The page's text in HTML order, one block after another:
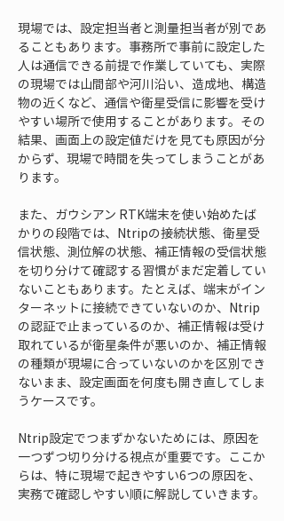
現場では、設定担当者と測量担当者が別であ
ることもあります。事務所で事前に設定した
人は通信できる前提で作業していても、実際
の現場では山間部や河川沿い、造成地、構造
物の近くなど、通信や衛星受信に影響を受け
やすい場所で使用することがあります。その
結果、画面上の設定値だけを見ても原因が分
からず、現場で時間を失ってしまうことがあ
ります。
また、ガウシアン RTK端末を使い始めたば
かりの段階では、Ntripの接続状態、衛星受
信状態、測位解の状態、補正情報の受信状態
を切り分けて確認する習慣がまだ定着してい
ないこともあります。たとえば、端末がイン
ターネットに接続できていないのか、Ntrip
の認証で止まっているのか、補正情報は受け
取れているが衛星条件が悪いのか、補正情報
の種類が現場に合っていないのかを区別でき
ないまま、設定画面を何度も開き直してしま
うケースです。
Ntrip設定でつまずかないためには、原因を
一つずつ切り分ける視点が重要です。ここか
らは、特に現場で起きやすい6つの原因を、
実務で確認しやすい順に解説していきます。